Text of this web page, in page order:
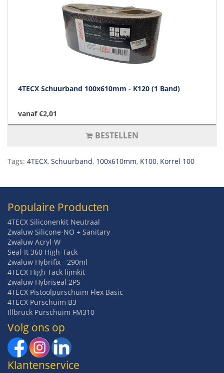
4TECX Schuurband 100x610mm - K120 (1 Band)
vanaf €2,01
BESTELLEN
Tags: 4TECX, Schuurband, 100x610mm, K100, Korrel 100
Populaire Producten
4TECX Siliconenkit Neutraal
Zwaluw Silicone-NO + Sanitary
Zwaluw Acryl-W
Seal-It 360 High-Tack
Zwaluw Hybrifix - 290ml
4TECX High Tack lijmkit
Zwaluw Hybriseal 2PS
4TECX Pistoolpurschuim Flex Basic
4TECX Purschuim B3
Illbruck Purschuim FM310
Volg ons op
Klantenservice